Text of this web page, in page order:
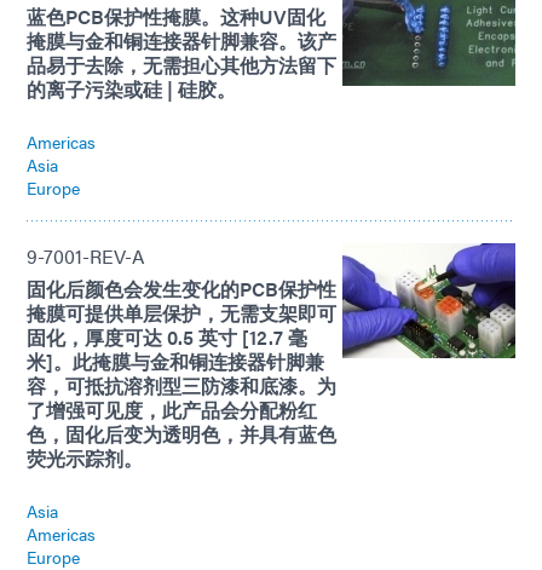
蓝色PCB保护性掩膜。这种UV固化
掩膜与金和铜连接器针脚兼容。该产
品易于去除，无需担心其他方法留下
的离子污染或硅 | 硅胶。
Americas
Asia
Europe
9-7001-REV-A
固化后颜色会发生变化的PCB保护性
掩膜可提供单层保护，无需支架即可
固化，厚度可达 0.5 英寸 [12.7 毫
米]。此掩膜与金和铜连接器针脚兼
容，可抵抗溶剂型三防漆和底漆。为
了增强可见度，此产品会分配粉红
色，固化后变为透明色，并具有蓝色
荧光示踪剂。
Asia
Americas
Europe